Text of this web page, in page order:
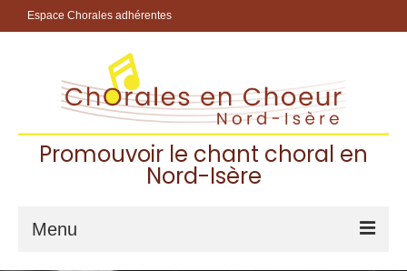
Espace Chorales adhérentes
Promouvoir le chant choral en
Nord-Isère
Menu